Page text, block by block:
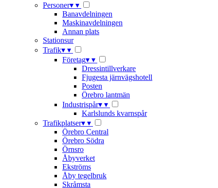
Personer▾ ▾
Banavdelningen
Maskinavdelningen
Annan plats
Stationsur
Trafik▾ ▾
Företag▾ ▾
Dressintillverkare
Fjugesta järnvägshotell
Posten
Örebro lantmän
Industrispår▾ ▾
Karlslunds kvarnspår
Trafikplatser▾ ▾
Örebro Central
Örebro Södra
Örnsro
Åbyverket
Ekströms
Åby tegelbruk
Skråmsta